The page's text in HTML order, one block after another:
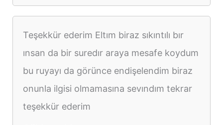
Teşekkür ederim Eltım biraz sıkıntılı bır
ınsan da bir suredır araya mesafe koydum
bu ruyayı da görünce endişelendim biraz
onunla ilgisi olmamasına sevındım tekrar
teşekkür ederim